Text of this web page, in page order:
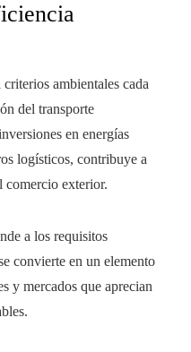
ambientales cada
del transporte
en energías
logísticos, contribuye a
comercio exterior.
a los requisitos
convierte en un elemento
y mercados que aprecian